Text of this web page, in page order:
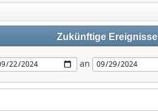
Zukünftige Ereignisse
an